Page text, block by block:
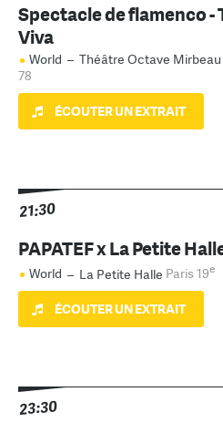
Spectacle de flamenco -
Viva
World – Théâtre Octave Mirbeau
78
ÉCOUTER UN EXTRAIT
21:30
PAPATEF x La Petite
World – La Petite Halle Paris 19e
ÉCOUTER UN EXTRAIT
23:30